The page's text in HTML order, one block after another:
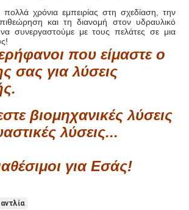
χρόνια εμπειρίας στη σχεδίαση, την
και τη διανομή στον υδραυλικό
να συνεργαστούμε με τους πελάτες σε μια
που είμαστε ο
σας για λύσεις
βιομηχανικές λύσεις
λύσεις...
για Εσάς!